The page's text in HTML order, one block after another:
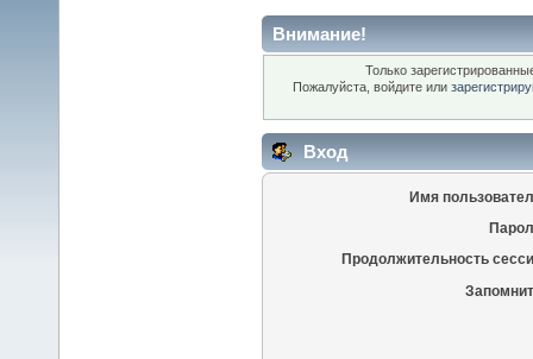
Внимание!
Только
Пожалуйста, войдите или
Вход
Имя
Продолжительность